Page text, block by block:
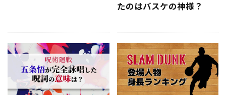
たのはバスケの神様？